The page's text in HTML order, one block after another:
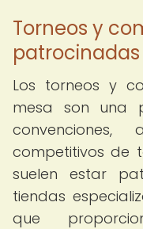
Torneos y
patrocinadas
Los torneos y
mesa son una
competitivos de
suelen estar
tiendas
que